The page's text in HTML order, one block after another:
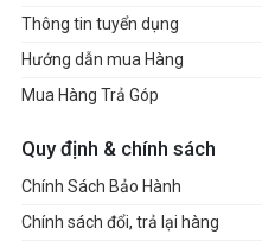
Thông tin tuyển dụng
Hướng dẫn mua Hàng
Mua Hàng Trả Góp
Quy định & chính sách
Chính Sách Bảo Hành
Chính sách đổi, trả lại hàng